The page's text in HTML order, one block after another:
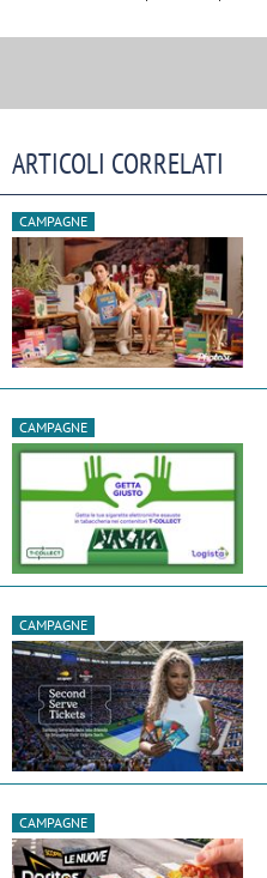
ARTICOLI CORRELATI
CAMPAGNE
CAMPAGNE
CAMPAGNE
CAMPAGNE